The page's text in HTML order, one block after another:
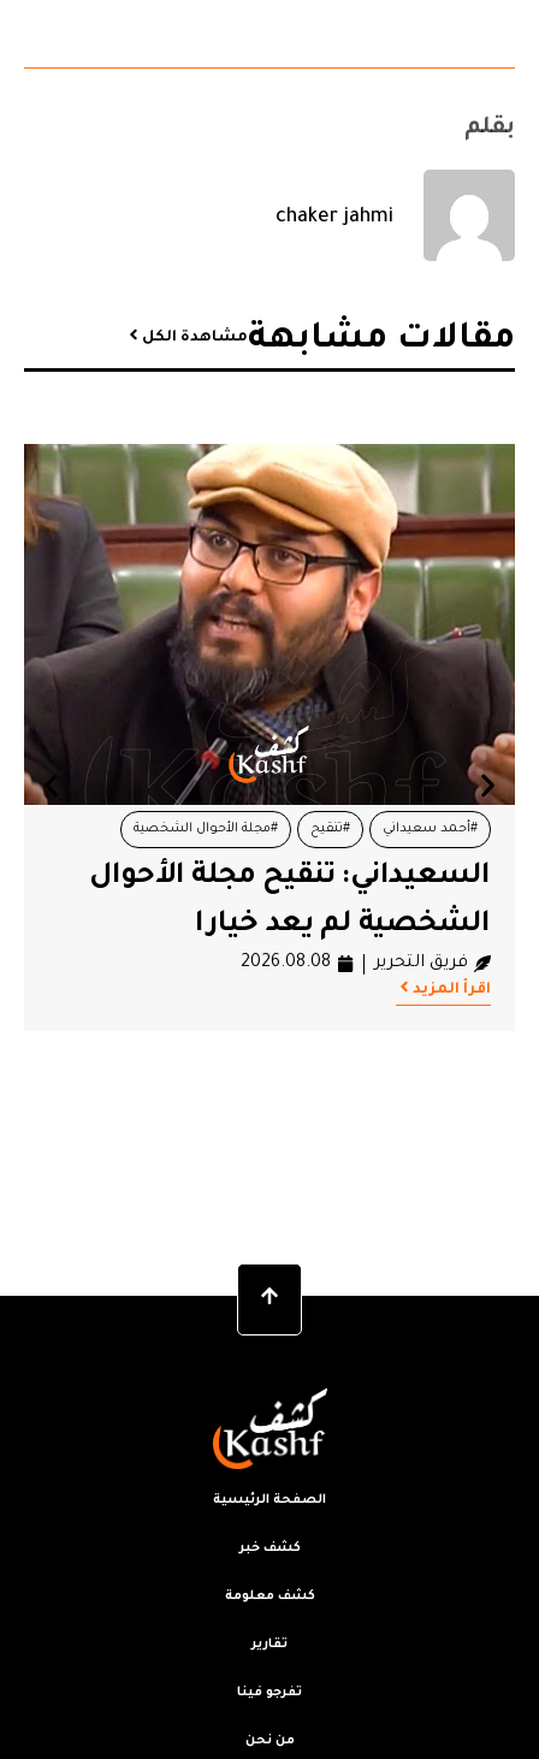
بقلم
chaker jahmi
مقالات مشابهة​مشاهدة الكل
#المجلس المحلي بكسرى #تعليق نشاط
المجلس المحلي بكسرى يعلن
تعليق نشاطه
فريق التحرير 2026.08.08
اقرأ المزيد
الصفحة الرئيسية
كشف خبر
كشف معلومة
تقارير
تفرجو فينا
من نحن